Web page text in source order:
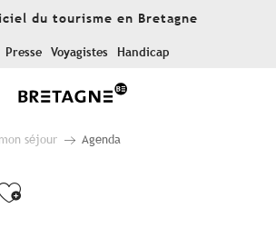
du tourisme en Bretagne
Presse Voyagistes Handicap
séjour Agenda
aux favoris